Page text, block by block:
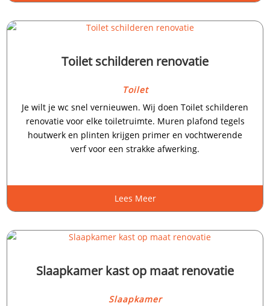
Toilet schilderen renovatie
Toilet
Je wilt je wc snel vernieuwen.​ Wij doen Toilet schilderen
renovatie voor elke toiletruimte.​ Muren plafond tegels
houtwerk en plinten krijgen primer en vochtwerende
verf voor een strakke afwerking.​
Lees Meer
Slaapkamer kast op maat renovatie
Slaapkamer